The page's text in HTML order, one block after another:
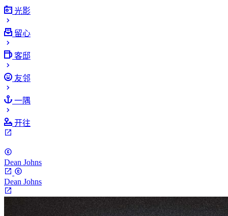
光影
留心
客邸
友邻
一隅
开往
Dean Johns
Dean Johns